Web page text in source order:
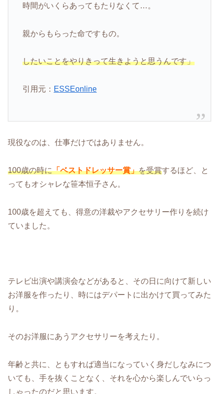
時間がいくらあってもたりなくて…。
親からもらった命ですもの。
したいことをやりきって生きようと思うんです」
引用元： ESSEonline
現役なのは、仕事だけではありません。
100歳の時に「ベストドレッサー賞」を受賞するほど、と
ってもオシャレな笹本恒子さん。
100歳を超えても、得意の洋裁やアクセサリー作りを続け
ていました。
テレビ出演や講演会などがあると、その日に向けて新しい
お洋服を作ったり、時にはデパートに出かけて買ってみた
り。
そのお洋服にあうアクセサリーを考えたり。
年齢と共に、ともすれば適当になっていく身だしなみにつ
いても、手を抜くことなく、それを心から楽しんでいらっ
しゃったのだと思います。